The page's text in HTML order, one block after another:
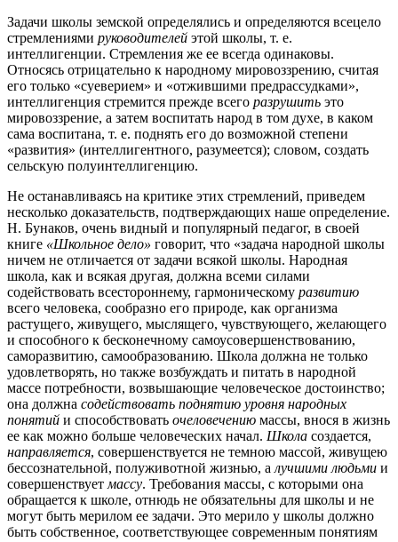
Задачи школы земской определялись и определяются всецело
стремлениями руководителей этой школы, т. е.
интеллигенции. Стремления же ее всегда одинаковы.
Относясь отрицательно к народному мировоззрению, считая
его только «суеверием» и «отжившими предрассудками»,
интеллигенция стремится прежде всего разрушить это
мировоззрение, а затем воспитать народ в том духе, в каком
сама воспитана, т. е. поднять его до возможной степени
«развития» (интеллигентного, разумеется); словом, создать
сельскую полуинтеллигенцию.
Не останавливаясь на критике этих стремлений, приведем
несколько доказательств, подтверждающих наше определение.
Н. Бунаков, очень видный и популярный педагог, в своей
книге «Школьное дело» говорит, что «задача народной школы
ничем не отличается от задачи всякой школы. Народная
школа, как и всякая другая, должна всеми силами
содействовать всестороннему, гармоническому развитию
всего человека, сообразно его природе, как организма
растущего, живущего, мыслящего, чувствующего, желающего
и способного к бесконечному самоусовершенствованию,
саморазвитию, самообразованию. Школа должна не только
удовлетворять, но также возбуждать и питать в народной
массе потребности, возвышающие человеческое достоинство;
она должна содействовать поднятию уровня народных
понятий и способствовать очеловечению массы, внося в жизнь
ее как можно больше человеческих начал. Школа создается,
направляется, совершенствуется не темною массой, живущею
бессознательной, полуживотной жизнью, а лучшими людьми и
совершенствует массу. Требования массы, с которыми она
обращается к школе, отнюдь не обязательны для школы и не
могут быть мерилом ее задачи. Это мерило у школы должно
быть собственное, соответствующее современным понятиям